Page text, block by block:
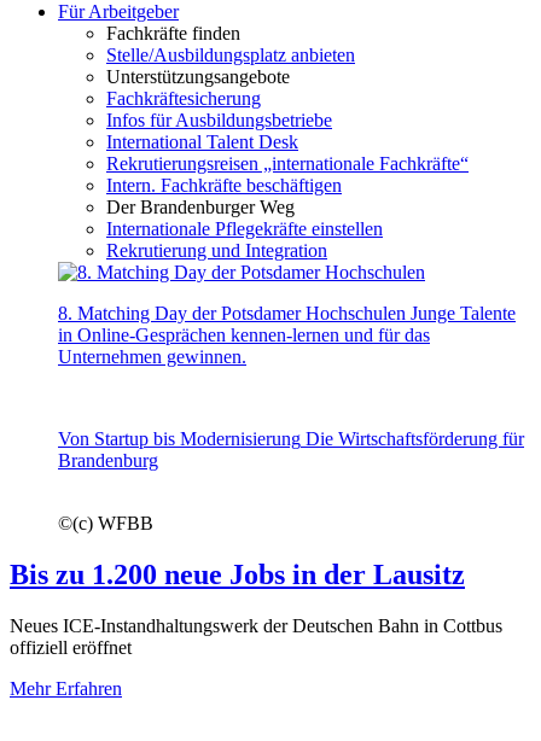
Für Arbeitgeber
Fachkräfte finden
Stelle/Ausbildungsplatz anbieten
Unterstützungsangebote
Fachkräftesicherung
Infos für Ausbildungsbetriebe
International Talent Desk
Rekrutierungsreisen „internationale Fachkräfte“
Intern. Fachkräfte beschäftigen
Der Brandenburger Weg
Internationale Pflegekräfte einstellen
Rekrutierung und Integration
8. Matching Day der Potsdamer Hochschulen Junge Talente
in Online-Gesprächen kennen-lernen und für das
Unternehmen gewinnen.
Von Startup bis Modernisierung Die Wirtschaftsförderung für
Brandenburg
©(c) WFBB
Bis zu 1.200 neue Jobs in der Lausitz
Neues ICE-Instandhaltungswerk der Deutschen Bahn in Cottbus
offiziell eröffnet
Mehr Erfahren